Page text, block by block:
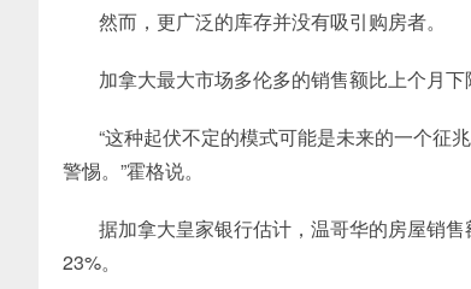
然而，更广泛的库存并没有吸引购房者。
加拿大最大市场多伦多的销售额比上个月下
“这种起伏不定的模式可能是未来的一个征
警惕。”霍格说。
据加拿大皇家银行估计，温哥华的房屋销
23%。